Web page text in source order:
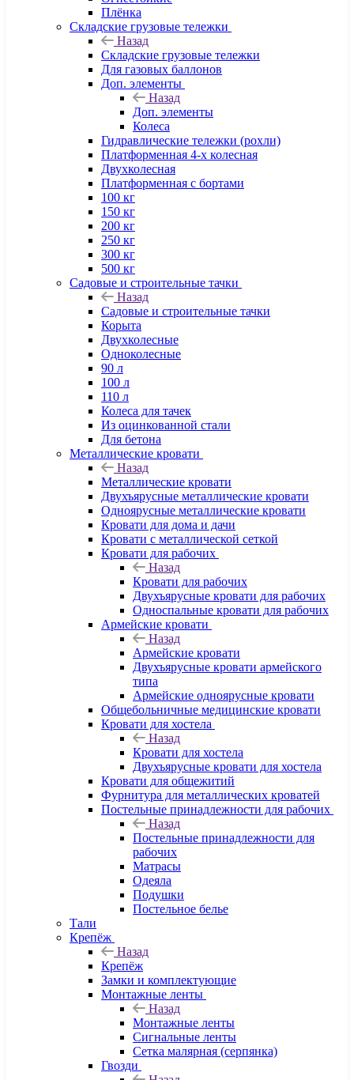
Плёнка
Складские грузовые тележки
Назад
Складские грузовые тележки
Для газовых баллонов
Доп. элементы
Назад
Доп. элементы
Колеса
Гидравлические тележки (рохли)
Платформенная 4-х колесная
Двухколесная
Платформенная с бортами
100 кг
150 кг
200 кг
250 кг
300 кг
500 кг
Садовые и строительные тачки
Назад
Садовые и строительные тачки
Корыта
Двухколесные
Одноколесные
90 л
100 л
110 л
Колеса для тачек
Из оцинкованной стали
Для бетона
Металлические кровати
Назад
Металлические кровати
Двухъярусные металлические кровати
Одноярусные металлические кровати
Кровати для дома и дачи
Кровати с металлической сеткой
Кровати для рабочих
Назад
Кровати для рабочих
Двухъярусные кровати для рабочих
Односпальные кровати для рабочих
Армейские кровати
Назад
Армейские кровати
Двухъярусные кровати армейского
типа
Армейские одноярусные кровати
Общебольничные медицинские кровати
Кровати для хостела
Назад
Кровати для хостела
Двухъярусные кровати для хостела
Кровати для общежитий
Фурнитура для металлических кроватей
Постельные принадлежности для рабочих
Назад
Постельные принадлежности для
рабочих
Матрасы
Одеяла
Подушки
Постельное белье
Тали
Крепёж
Назад
Крепёж
Замки и комплектующие
Монтажные ленты
Назад
Монтажные ленты
Сигнальные ленты
Сетка малярная (серпянка)
Гвозди